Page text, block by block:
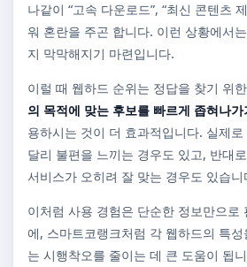
나같이 “고속 다운로드”, “최신 콘텐츠
워 혼란을 주곤 합니다. 이런 상황에서
지 막막해지기 마련입니다.
이럴 때 웹하드 순위는 정답을 찾기 위
의 목적에 맞는 후보를 빠르게 좁혀나
용하시는 것이 더 효과적입니다. 실제
달리 불편을 느끼는 경우도 있고, 반대
서비스가 오히려 잘 맞는 경우도 있습니
이처럼 사용 경험은 단순한 정보만으로
에, 스마트코랭크처럼 각 웹하드의 특
는 시행착오를 줄이는 데 큰 도움이 됩